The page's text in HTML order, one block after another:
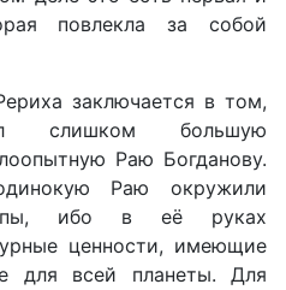
повлекла за собой
заключается в том,
слишком большую
Раю Богданову.
Раю окружили
ибо в её руках
ценности, имеющие
для всей планеты. Для